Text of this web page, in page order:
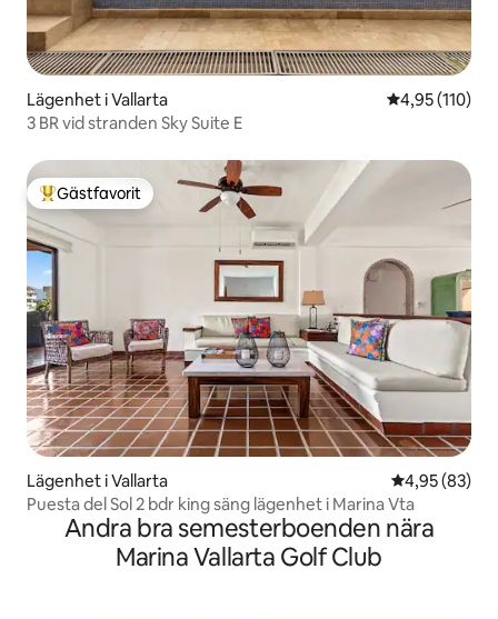
Lägenhet i Vallarta 4,95 av 5 i
4,95 (110)
3 BR vid stranden Sky Suite E
Populär gästfavorit
Gästfavorit
Lägenhet i Vallarta 4,95 av 5 i
4,95 (83)
Puesta del Sol 2 bdr king säng lägenhet i Marina Vta
Andra bra semesterboenden nära
Marina Vallarta Golf Club